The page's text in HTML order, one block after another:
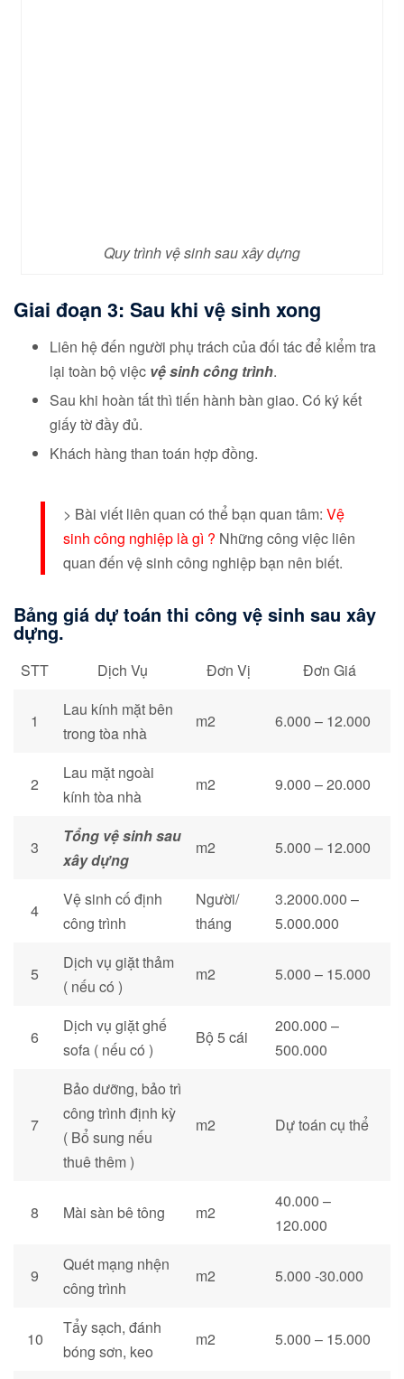
Quy trình vệ sinh sau xây dựng
Giai đoạn 3: Sau khi vệ sinh xong
Liên hệ đến người phụ trách của đối tác để kiểm tra
lại toàn bộ việc vệ sinh công trình.
Sau khi hoàn tất thì tiến hành bàn giao. Có ký kết
giấy tờ đầy đủ.
Khách hàng than toán hợp đồng.
> Bài viết liên quan có thể bạn quan tâm: Vệ
sinh công nghiệp là gì ? Những công việc liên
quan đến vệ sinh công nghiệp bạn nên biết.
Bảng giá dự toán thi công vệ sinh sau xây
dựng.
STT Dịch Vụ Đơn Vị Đơn Giá
1
Lau kính mặt bên
trong tòa nhà
m2 6.000 – 12.000
2
Lau mặt ngoài
kính tòa nhà
m2 9.000 – 20.000
3
Tổng vệ sinh sau
xây dựng
m2 5.000 – 12.000
4
Vệ sinh cố định
công trình
Người/
tháng
3.2000.000 –
5.000.000
5
Dịch vụ giặt thảm
( nếu có )
m2 5.000 – 15.000
6
Dịch vụ giặt ghế
sofa ( nếu có )
Bộ 5 cái
200.000 –
500.000
7
Bảo dưỡng, bảo trì
công trình định kỳ
( Bổ sung nếu
thuê thêm )
m2 Dự toán cụ thể
8 Mài sàn bê tông m2
40.000 –
120.000
9
Quét mạng nhện
công trình
m2 5.000 -30.000
10
Tẩy sạch, đánh
bóng sơn, keo
m2 5.000 – 15.000